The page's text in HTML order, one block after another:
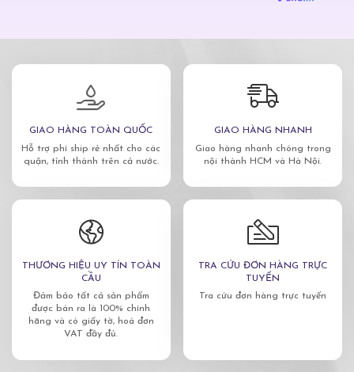
GIAO HÀNG TOÀN QUỐC
Hỗ trợ phí ship rẻ nhất cho các
quận, tỉnh thành trên cả nước.
GIAO HÀNG NHANH
Giao hàng nhanh chóng trong
nội thành HCM và Hà Nội.
THƯƠNG HIỆU UY TÍN TOÀN
CẦU
Đảm bảo tất cả sản phẩm
được bán ra là 100% chính
hãng và có giấy tờ, hoá đơn
VAT đầy đủ.
TRA CỨU ĐƠN HÀNG TRỰC
TUYẾN
Tra cứu đơn hàng trực tuyến